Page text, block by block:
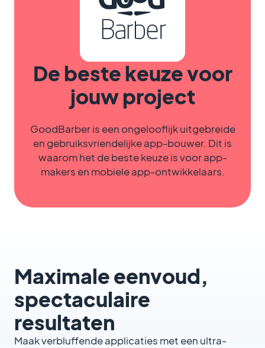
De beste keuze voor
jouw project
GoodBarber is een ongelooflijk uitgebreide
en gebruiksvriendelijke app-bouwer. Dit is
waarom het de beste keuze is voor app-
makers en mobiele app-ontwikkelaars.
Maximale eenvoud,
spectaculaire
resultaten
Maak verbluffende applicaties met een ultra-